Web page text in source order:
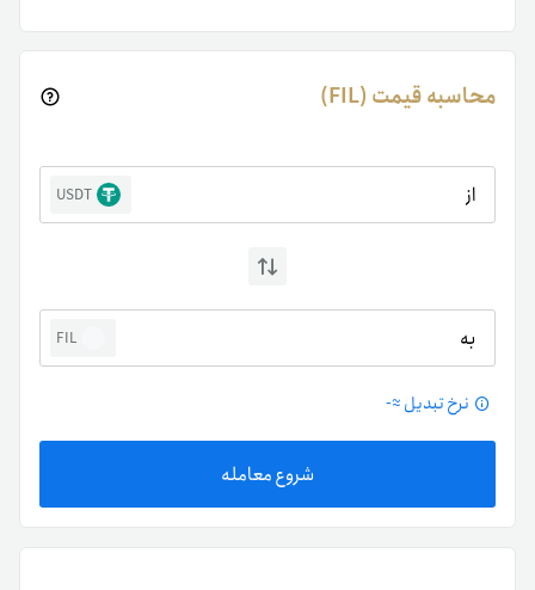
محاسبه قیمت (FIL)
از USDT
به FIL
نرخ تبدیل ≈-
شروع معامله